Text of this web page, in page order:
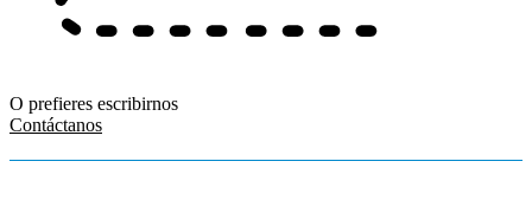
O prefieres escribirnos
Contáctanos